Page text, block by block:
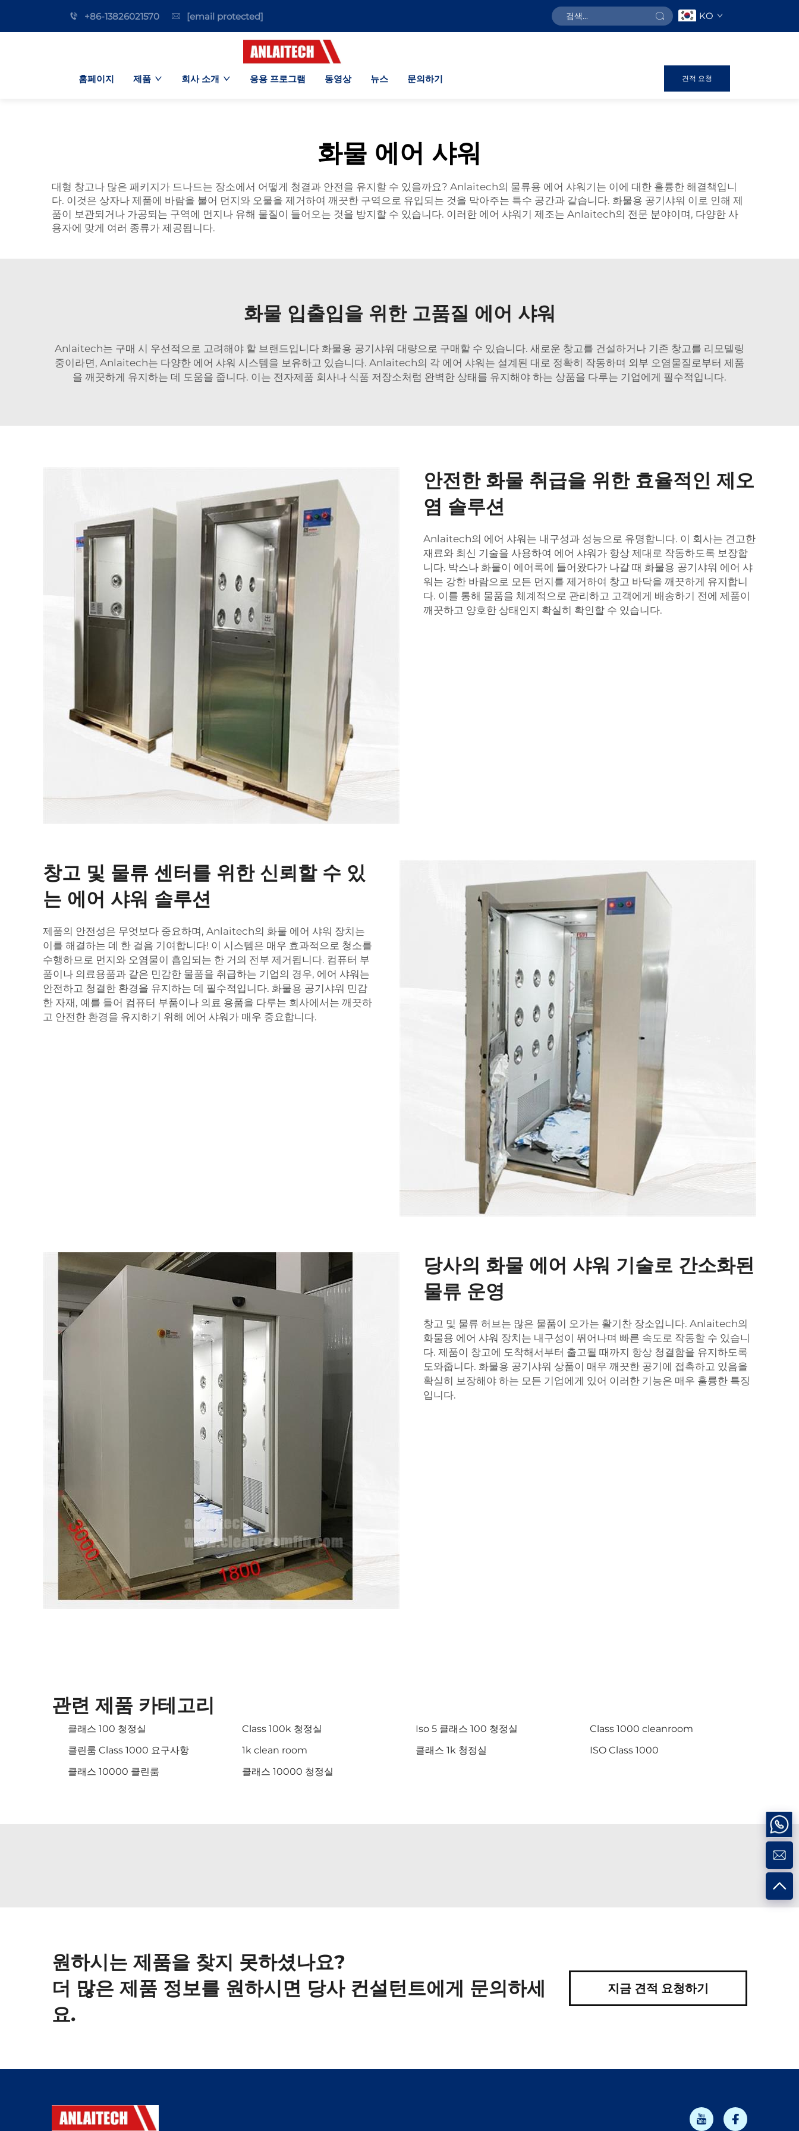
+86-13826021570 [email protected] KO
홈페이지 제품 회사 소개 응용 프로그램 동영상 뉴스 문의하기 견적 요청
화물 에어 샤워
대형 창고나 많은 패키지가 드나드는 장소에서 어떻게 청결과 안전을 유지할 수 있을까요? Anlaitech의 물류용 에어 샤워기는 이에 대한 훌륭한 해결책입니
다. 이것은 상자나 제품에 바람을 불어 먼지와 오물을 제거하여 깨끗한 구역으로 유입되는 것을 막아주는 특수 공간과 같습니다. 화물용 공기샤워 이로 인해 제
품이 보관되거나 가공되는 구역에 먼지나 유해 물질이 들어오는 것을 방지할 수 있습니다. 이러한 에어 샤워기 제조는 Anlaitech의 전문 분야이며, 다양한 사
용자에 맞게 여러 종류가 제공됩니다.
화물 입출입을 위한 고품질 에어 샤워
Anlaitech는 구매 시 우선적으로 고려해야 할 브랜드입니다 화물용 공기샤워 대량으로 구매할 수 있습니다. 새로운 창고를 건설하거나 기존 창고를 리모델링
중이라면, Anlaitech는 다양한 에어 샤워 시스템을 보유하고 있습니다. Anlaitech의 각 에어 샤워는 설계된 대로 정확히 작동하며 외부 오염물질로부터 제품
을 깨끗하게 유지하는 데 도움을 줍니다. 이는 전자제품 회사나 식품 저장소처럼 완벽한 상태를 유지해야 하는 상품을 다루는 기업에게 필수적입니다.
안전한 화물 취급을 위한 효율적인 제오
염 솔루션
Anlaitech의 에어 샤워는 내구성과 성능으로 유명합니다. 이 회사는 견고한
재료와 최신 기술을 사용하여 에어 샤워가 항상 제대로 작동하도록 보장합
니다. 박스나 화물이 에어록에 들어왔다가 나갈 때 화물용 공기샤워 에어 샤
워는 강한 바람으로 모든 먼지를 제거하여 창고 바닥을 깨끗하게 유지합니
다. 이를 통해 물품을 체계적으로 관리하고 고객에게 배송하기 전에 제품이
깨끗하고 양호한 상태인지 확실히 확인할 수 있습니다.
창고 및 물류 센터를 위한 신뢰할 수 있
는 에어 샤워 솔루션
제품의 안전성은 무엇보다 중요하며, Anlaitech의 화물 에어 샤워 장치는
이를 해결하는 데 한 걸음 기여합니다! 이 시스템은 매우 효과적으로 청소를
수행하므로 먼지와 오염물이 흡입되는 한 거의 전부 제거됩니다. 컴퓨터 부
품이나 의료용품과 같은 민감한 물품을 취급하는 기업의 경우, 에어 샤워는
안전하고 청결한 환경을 유지하는 데 필수적입니다. 화물용 공기샤워 민감
한 자재, 예를 들어 컴퓨터 부품이나 의료 용품을 다루는 회사에서는 깨끗하
고 안전한 환경을 유지하기 위해 에어 샤워가 매우 중요합니다.
당사의 화물 에어 샤워 기술로 간소화된
물류 운영
창고 및 물류 허브는 많은 물품이 오가는 활기찬 장소입니다. Anlaitech의
화물용 에어 샤워 장치는 내구성이 뛰어나며 빠른 속도로 작동할 수 있습니
다. 제품이 창고에 도착해서부터 출고될 때까지 항상 청결함을 유지하도록
도와줍니다. 화물용 공기샤워 상품이 매우 깨끗한 공기에 접촉하고 있음을
확실히 보장해야 하는 모든 기업에게 있어 이러한 기능은 매우 훌륭한 특징
입니다.
관련 제품 카테고리
클래스 100 청정실 Class 100k 청정실 Iso 5 클래스 100 청정실
Class 1000 cleanroom
클린룸 Class 1000 요구사항
1k clean room 클래스 1k 청정실
ISO Class 1000
클래스 10000 클린룸
클래스 10000 청정실
원하시는 제품을 찾지 못하셨나요?
더 많은 제품 정보를 원하시면 당사 컨설턴트에게 문의하세
요.
지금 견적 요청하기